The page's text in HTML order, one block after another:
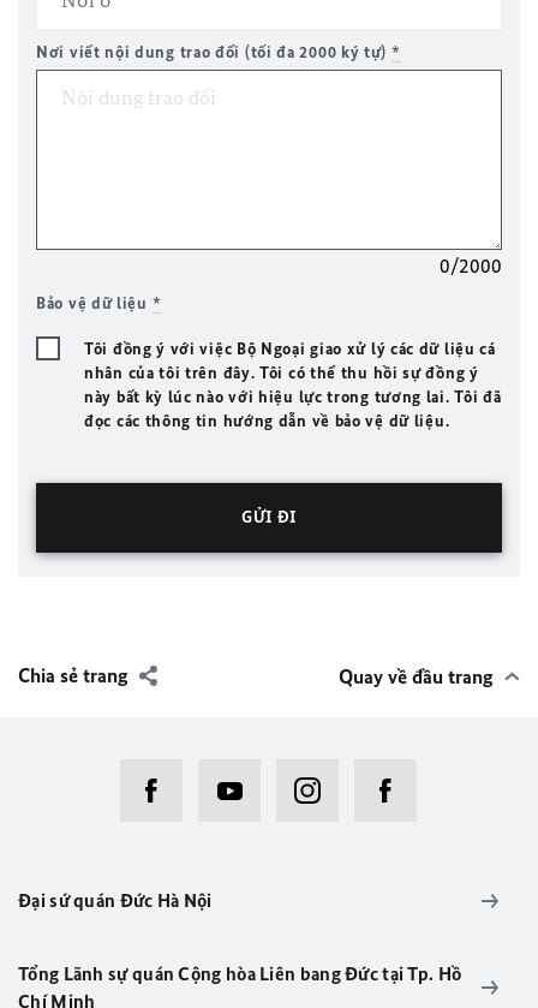
Nơi viết nội dung trao đổi (tối đa 2000 ký tự) *
0/2000
Bảo vệ dữ liệu *
Tôi đồng ý với việc Bộ Ngoại giao xử lý các dữ liệu cá
nhân của tôi trên đây. Tôi có thể thu hồi sự đồng ý
này bất kỳ lúc nào với hiệu lực trong tương lai. Tôi đã
đọc các thông tin hướng dẫn về bảo vệ dữ liệu.
Chia sẻ trang Quay về đầu trang
Đại sứ quán Đức Hà Nội
Tổng Lãnh sự quán Cộng hòa Liên bang Ðức tại Tp. Hồ
Chí Minh